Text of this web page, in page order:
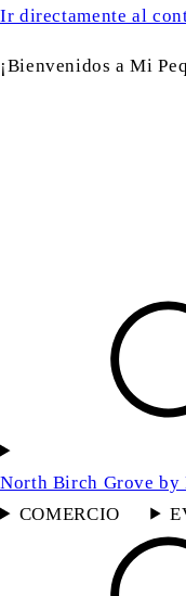
Ir directamente al
¡Bienvenidos a Mi
North Birch Grove by
COMERCIO